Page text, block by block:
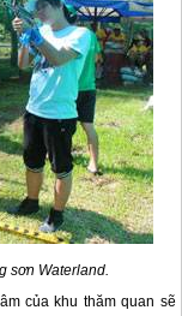
sơn Waterland.
của khu thăm quan sẽ